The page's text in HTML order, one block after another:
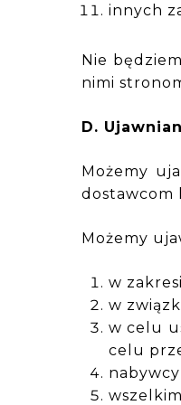
innych
Nie
nimi
D.
Możemy
dostawcom
Możemy
w
w
w celu
celu